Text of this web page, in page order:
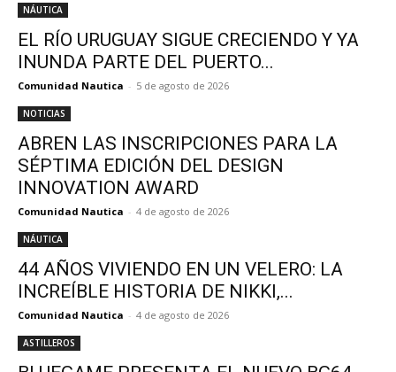
NÁUTICA
EL RÍO URUGUAY SIGUE CRECIENDO Y YA
INUNDA PARTE DEL PUERTO...
Comunidad Nautica - 5 de agosto de 2026
NOTICIAS
ABREN LAS INSCRIPCIONES PARA LA
SÉPTIMA EDICIÓN DEL DESIGN
INNOVATION AWARD
Comunidad Nautica - 4 de agosto de 2026
NÁUTICA
44 AÑOS VIVIENDO EN UN VELERO: LA
INCREÍBLE HISTORIA DE NIKKI,...
Comunidad Nautica - 4 de agosto de 2026
ASTILLEROS